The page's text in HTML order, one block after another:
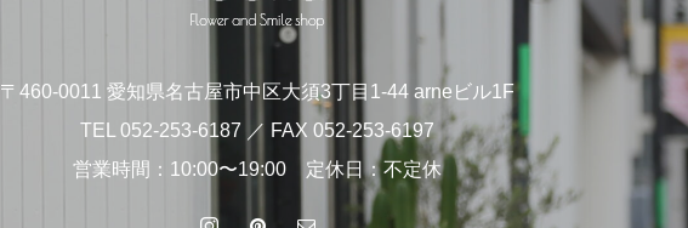
〒460-0011 愛知県名古屋市中区大須3丁目1-44 arneビル1F
TEL 052-253-6187 ／ FAX 052-253-6197
営業時間：10:00〜19:00 定休日：不定休